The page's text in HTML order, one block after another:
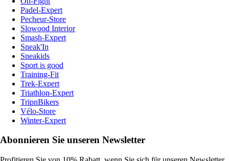
Padel-Expert
Pecheur-Store
Slowood Interior
Smash-Expert
Sneak'In
Sneakids
Sport is good
Training-Fit
Trek-Expert
Triathlon-Expert
TripnBikers
Vélo-Store
Winter-Expert
Abonnieren Sie unseren Newsletter